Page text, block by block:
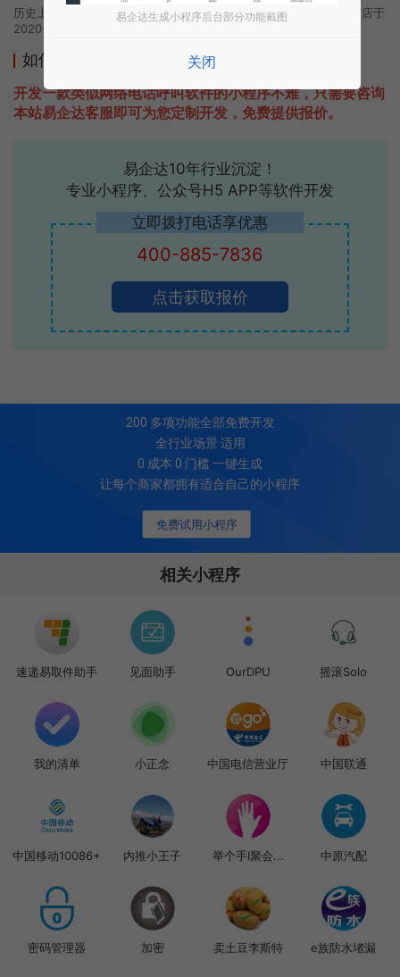
历史上的今时小程序由网络电话呼叫软件团队开发，易企达小程序商店于
2020-10-11 08:17发布
如何开发类似网络电话呼叫软件的小程序
开发一款类似网络电话呼叫软件的小程序不难，只需要咨询
本站易企达客服即可为您定制开发，免费提供报价。
易企达10年行业沉淀！
专业小程序、公众号H5 APP等软件开发
立即拨打电话享优惠
400-885-7836
点击获取报价
免费试用小程序
200 多项功能全部免费开发
全行业场景 适用
0 成本 0 门槛 一键生成
让每个商家都拥有适合自己的小程序
相关小程序
速递易取件助手 见面助手 OurDPU 摇滚Solo
我的清单 小正念 中国电信营业厅 中国联通
中国移动10086+ 内推小王子 举个手I聚会... 中原汽配
密码管理器 加密 卖土豆李斯特 e族防水堵漏
易企达生成小程序后台部分功能截图
关闭